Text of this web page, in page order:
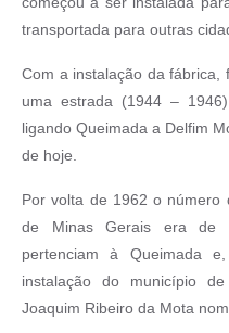
transportada para outras
Com a instalação da fábrica,
uma estrada (1944 –
ligando Queimada a Delfim
de hoje.
Por volta de 1962 o número
de Minas Gerais era de
pertenciam à Queimada
instalação do município
Joaquim Ribeiro da Mota